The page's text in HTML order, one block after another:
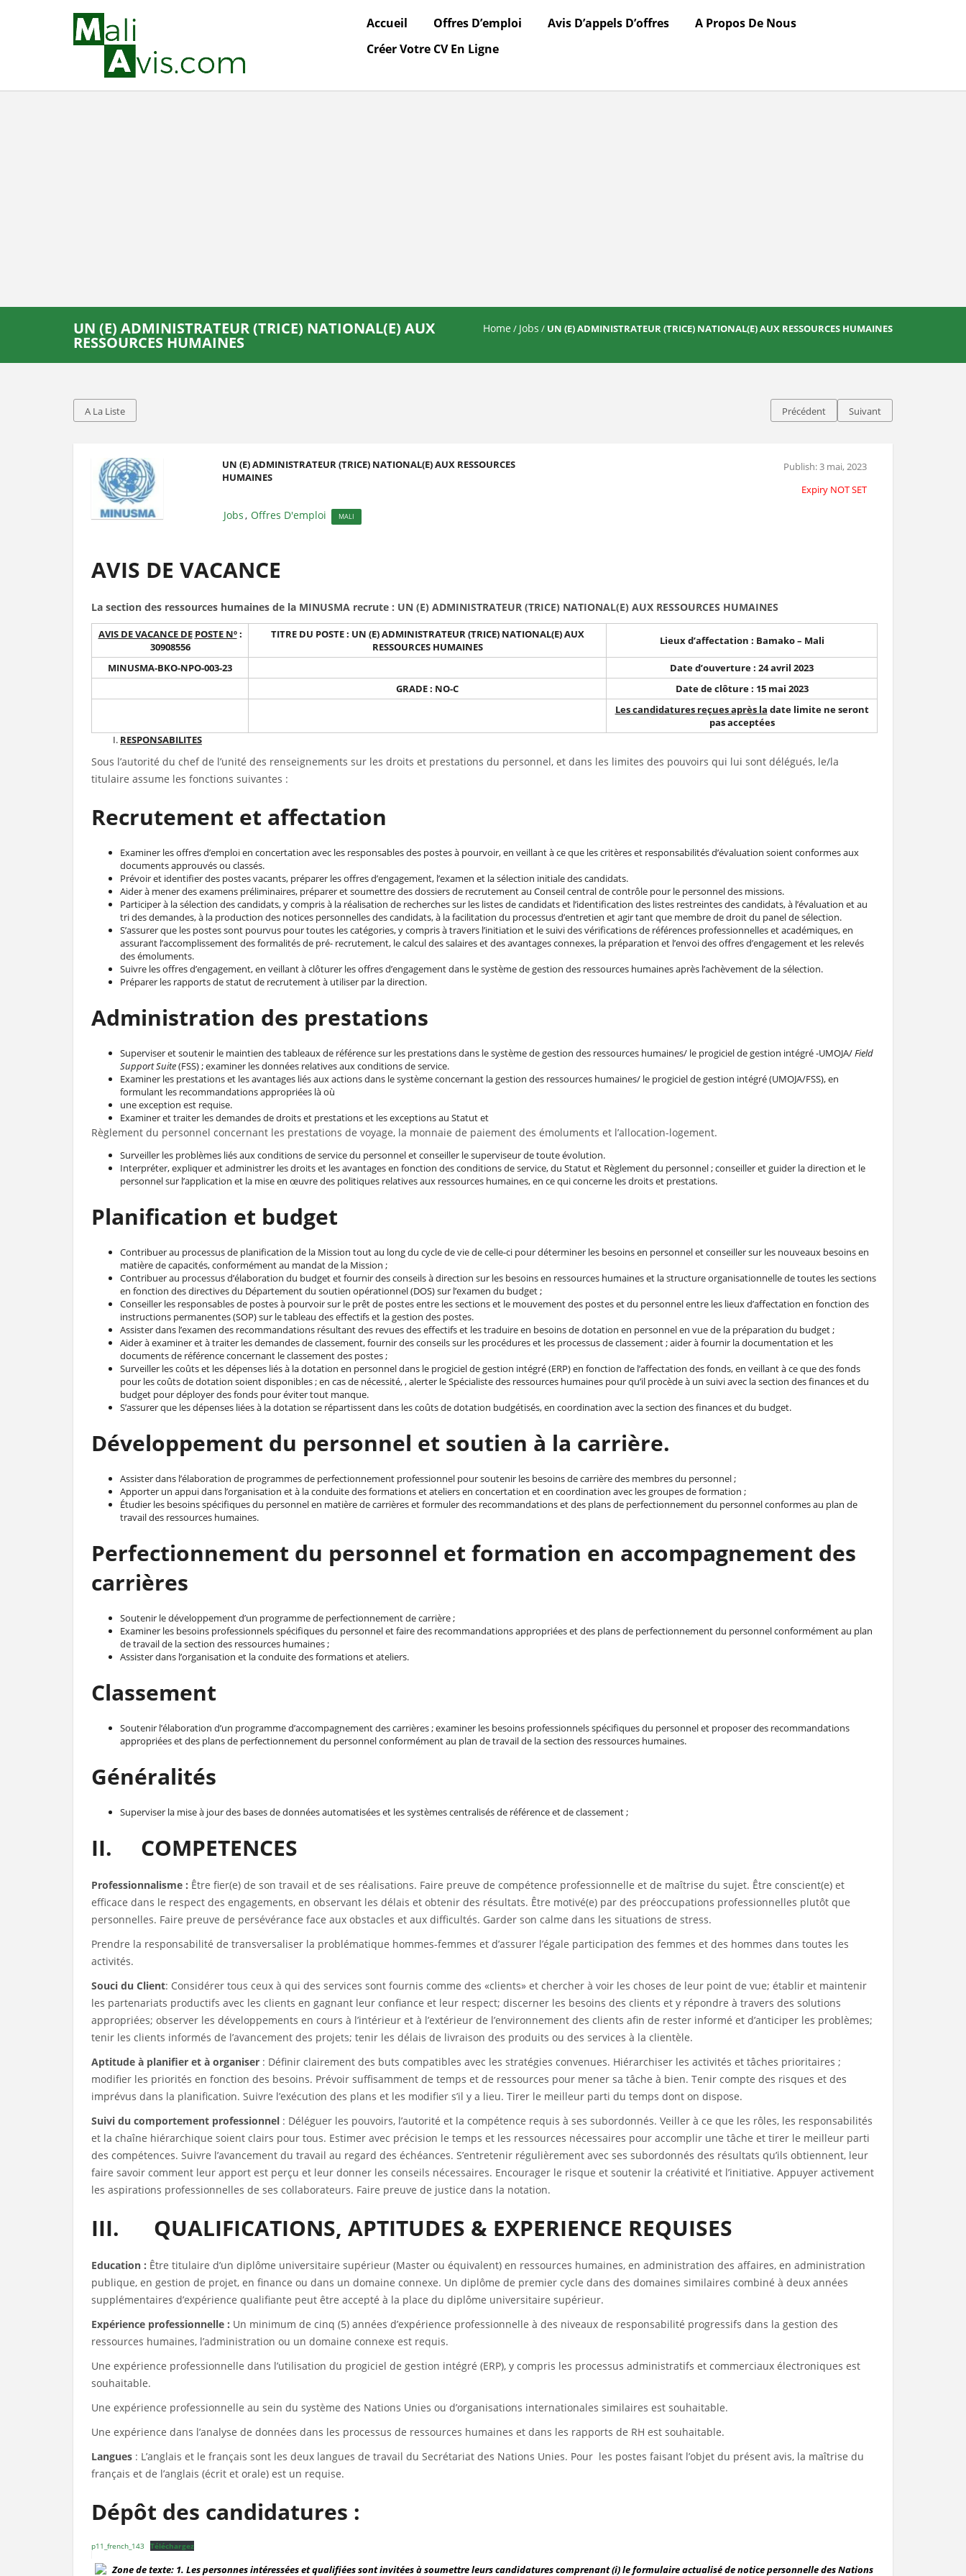
Accueil Offres D’emploi Avis D’appels D’offres
A Propos De Nous
Créer Votre CV En Ligne
UN (E) ADMINISTRATEUR (TRICE) NATIONAL(E) AUX
RESSOURCES HUMAINES
Home / Jobs / UN (E) ADMINISTRATEUR (TRICE) NATIONAL(E) AUX RESSOURCES HUMAINES
A La Liste Précédent Suivant
UN (E) ADMINISTRATEUR (TRICE) NATIONAL(E) AUX RESSOURCES
HUMAINES
Publish: 3 mai, 2023
Expiry NOT SET
Jobs, Offres D'emploi MALI
AVIS DE VACANCE
La section des ressources humaines de la MINUSMA recrute : UN (E) ADMINISTRATEUR (TRICE) NATIONAL(E) AUX RESSOURCES HUMAINES
AVIS DE VACANCE DE POSTE Nº:
30908556
TITRE DU POSTE : UN (E) ADMINISTRATEUR (TRICE) NATIONAL(E) AUX
RESSOURCES HUMAINES
Lieux d’affectation : Bamako – Mali
MINUSMA-BKO-NPO-003-23
Date d’ouverture : 24 avril 2023
GRADE : NO-C
Date de clôture : 15 mai 2023
Les candidatures reçues après la date limite ne seront
pas acceptées
RESPONSABILITES
Sous l’autorité du chef de l’unité des renseignements sur les droits et prestations du personnel, et dans les limites des pouvoirs qui lui sont délégués, le/la
titulaire assume les fonctions suivantes :
Recrutement et affectation
Examiner les offres d’emploi en concertation avec les responsables des postes à pourvoir, en veillant à ce que les critères et responsabilités d’évaluation soient conformes aux
documents approuvés ou classés.
Prévoir et identifier des postes vacants, préparer les offres d’engagement, l’examen et la sélection initiale des candidats.
Aider à mener des examens préliminaires, préparer et soumettre des dossiers de recrutement au Conseil central de contrôle pour le personnel des missions.
Participer à la sélection des candidats, y compris à la réalisation de recherches sur les listes de candidats et l’identification des listes restreintes des candidats, à l’évaluation et au
tri des demandes, à la production des notices personnelles des candidats, à la facilitation du processus d’entretien et agir tant que membre de droit du panel de sélection.
S’assurer que les postes sont pourvus pour toutes les catégories, y compris à travers l’initiation et le suivi des vérifications de références professionnelles et académiques, en
assurant l’accomplissement des formalités de pré- recrutement, le calcul des salaires et des avantages connexes, la préparation et l’envoi des offres d’engagement et les relevés
des émoluments.
Suivre les offres d’engagement, en veillant à clôturer les offres d’engagement dans le système de gestion des ressources humaines après l’achèvement de la sélection.
Préparer les rapports de statut de recrutement à utiliser par la direction.
Administration des prestations
Superviser et soutenir le maintien des tableaux de référence sur les prestations dans le système de gestion des ressources humaines/ le progiciel de gestion intégré -UMOJA/Field
Support Suite(FSS) ; examiner les données relatives aux conditions de service.
Examiner les prestations et les avantages liés aux actions dans le système concernant la gestion des ressources humaines/ le progiciel de gestion intégré (UMOJA/FSS), en
formulant les recommandations appropriées là où
une exception est requise.
Examiner et traiter les demandes de droits et prestations et les exceptions au Statut et
Règlement du personnel concernant les prestations de voyage, la monnaie de paiement des émoluments et l’allocation-logement.
Surveiller les problèmes liés aux conditions de service du personnel et conseiller le superviseur de toute évolution.
Interpréter, expliquer et administrer les droits et les avantages en fonction des conditions de service, du Statut et Règlement du personnel ; conseiller et guider la direction et le
personnel sur l’application et la mise en œuvre des politiques relatives aux ressources humaines, en ce qui concerne les droits et prestations.
Planification et budget
Contribuer au processus de planification de la Mission tout au long du cycle de vie de celle-ci pour déterminer les besoins en personnel et conseiller sur les nouveaux besoins en
matière de capacités, conformément au mandat de la Mission ;
Contribuer au processus d’élaboration du budget et fournir des conseils à direction sur les besoins en ressources humaines et la structure organisationnelle de toutes les sections
en fonction des directives du Département du soutien opérationnel (DOS) sur l’examen du budget ;
Conseiller les responsables de postes à pourvoir sur le prêt de postes entre les sections et le mouvement des postes et du personnel entre les lieux d’affectation en fonction des
instructions permanentes (SOP) sur le tableau des effectifs et la gestion des postes.
Assister dans l’examen des recommandations résultant des revues des effectifs et les traduire en besoins de dotation en personnel en vue de la préparation du budget ;
Aider à examiner et à traiter les demandes de classement, fournir des conseils sur les procédures et les processus de classement ; aider à fournir la documentation et les
documents de référence concernant le classement des postes ;
Surveiller les coûts et les dépenses liés à la dotation en personnel dans le progiciel de gestion intégré (ERP) en fonction de l’affectation des fonds, en veillant à ce que des fonds
pour les coûts de dotation soient disponibles ; en cas de nécessité, , alerter le Spécialiste des ressources humaines pour qu’il procède à un suivi avec la section des finances et du
budget pour déployer des fonds pour éviter tout manque.
S’assurer que les dépenses liées à la dotation se répartissent dans les coûts de dotation budgétisés, en coordination avec la section des finances et du budget.
Développement du personnel et soutien à la carrière.
Assister dans l’élaboration de programmes de perfectionnement professionnel pour soutenir les besoins de carrière des membres du personnel ;
Apporter un appui dans l’organisation et à la conduite des formations et ateliers en concertation et en coordination avec les groupes de formation ;
Étudier les besoins spécifiques du personnel en matière de carrières et formuler des recommandations et des plans de perfectionnement du personnel conformes au plan de
travail des ressources humaines.
Perfectionnement du personnel et formation en accompagnement des
carrières
Soutenir le développement d’un programme de perfectionnement de carrière ;
Examiner les besoins professionnels spécifiques du personnel et faire des recommandations appropriées et des plans de perfectionnement du personnel conformément au plan
de travail de la section des ressources humaines ;
Assister dans l’organisation et la conduite des formations et ateliers.
Classement
Soutenir l’élaboration d’un programme d’accompagnement des carrières ; examiner les besoins professionnels spécifiques du personnel et proposer des recommandations
appropriées et des plans de perfectionnement du personnel conformément au plan de travail de la section des ressources humaines.
Généralités
Superviser la mise à jour des bases de données automatisées et les systèmes centralisés de référence et de classement ;
II. COMPETENCES
Professionnalisme : Être fier(e) de son travail et de ses réalisations. Faire preuve de compétence professionnelle et de maîtrise du sujet. Être conscient(e) et
efficace dans le respect des engagements, en observant les délais et obtenir des résultats. Être motivé(e) par des préoccupations professionnelles plutôt que
personnelles. Faire preuve de persévérance face aux obstacles et aux difficultés. Garder son calme dans les situations de stress.
Prendre la responsabilité de transversaliser la problématique hommes-femmes et d’assurer l’égale participation des femmes et des hommes dans toutes les
activités.
Souci du Client: Considérer tous ceux à qui des services sont fournis comme des «clients» et chercher à voir les choses de leur point de vue; établir et maintenir
les partenariats productifs avec les clients en gagnant leur confiance et leur respect; discerner les besoins des clients et y répondre à travers des solutions
appropriées; observer les développements en cours à l’intérieur et à l’extérieur de l’environnement des clients afin de rester informé et d’anticiper les problèmes;
tenir les clients informés de l’avancement des projets; tenir les délais de livraison des produits ou des services à la clientèle.
Aptitude à planifier et à organiser : Définir clairement des buts compatibles avec les stratégies convenues. Hiérarchiser les activités et tâches prioritaires ;
modifier les priorités en fonction des besoins. Prévoir suffisamment de temps et de ressources pour mener sa tâche à bien. Tenir compte des risques et des
imprévus dans la planification. Suivre l’exécution des plans et les modifier s’il y a lieu. Tirer le meilleur parti du temps dont on dispose.
Suivi du comportement professionnel : Déléguer les pouvoirs, l’autorité et la compétence requis à ses subordonnés. Veiller à ce que les rôles, les responsabilités
et la chaîne hiérarchique soient clairs pour tous. Estimer avec précision le temps et les ressources nécessaires pour accomplir une tâche et tirer le meilleur parti
des compétences. Suivre l’avancement du travail au regard des échéances. S’entretenir régulièrement avec ses subordonnés des résultats qu’ils obtiennent, leur
faire savoir comment leur apport est perçu et leur donner les conseils nécessaires. Encourager le risque et soutenir la créativité et l’initiative. Appuyer activement
les aspirations professionnelles de ses collaborateurs. Faire preuve de justice dans la notation.
III. QUALIFICATIONS, APTITUDES & EXPERIENCE REQUISES
Education : Être titulaire d’un diplôme universitaire supérieur (Master ou équivalent) en ressources humaines, en administration des affaires, en administration
publique, en gestion de projet, en finance ou dans un domaine connexe. Un diplôme de premier cycle dans des domaines similaires combiné à deux années
supplémentaires d’expérience qualifiante peut être accepté à la place du diplôme universitaire supérieur.
Expérience professionnelle : Un minimum de cinq (5) années d’expérience professionnelle à des niveaux de responsabilité progressifs dans la gestion des
ressources humaines, l’administration ou un domaine connexe est requis.
Une expérience professionnelle dans l’utilisation du progiciel de gestion intégré (ERP), y compris les processus administratifs et commerciaux électroniques est
souhaitable.
Une expérience professionnelle au sein du système des Nations Unies ou d’organisations internationales similaires est souhaitable.
Une expérience dans l’analyse de données dans les processus de ressources humaines et dans les rapports de RH est souhaitable.
Langues : L’anglais et le français sont les deux langues de travail du Secrétariat des Nations Unies. Pour les postes faisant l’objet du présent avis, la maîtrise du
français et de l’anglais (écrit et orale) est un requise.
Dépôt des candidatures :
p11_french_143 Téléchargez